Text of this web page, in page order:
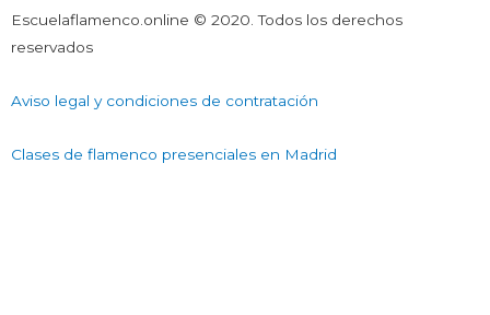
Escuelaflamenco.online © 2020. Todos los derechos
reservados
Aviso legal y condiciones de contratación
Clases de flamenco presenciales en Madrid